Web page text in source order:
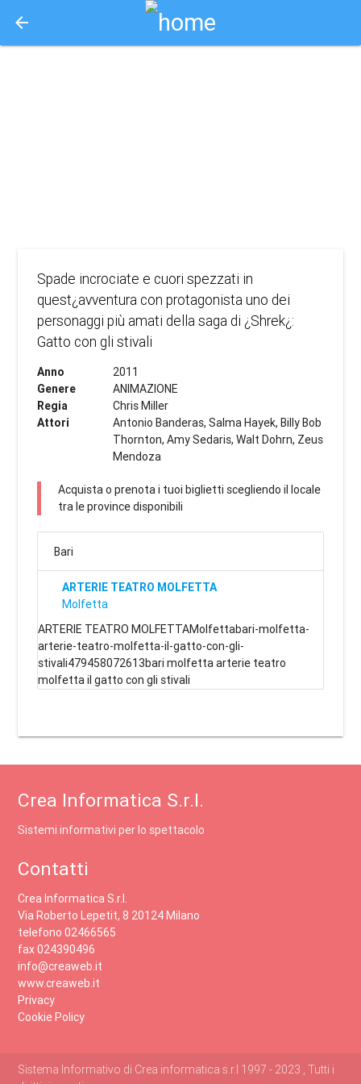
arrow_back
Spade incrociate e cuori spezzati in
quest¿avventura con protagonista uno dei
personaggi più amati della saga di ¿Shrek¿:
Gatto con gli stivali
Anno
2011
Genere
ANIMAZIONE
Regia
Chris Miller
Attori
Antonio Banderas, Salma Hayek, Billy Bob
Thornton, Amy Sedaris, Walt Dohrn, Zeus
Mendoza
Acquista o prenota i tuoi biglietti scegliendo il locale
tra le province disponibili
Bari
ARTERIE TEATRO MOLFETTA
Molfetta
ARTERIE TEATRO MOLFETTAMolfettabari-molfetta-
arterie-teatro-molfetta-il-gatto-con-gli-
stivali479458072613bari molfetta arterie teatro
molfetta il gatto con gli stivali
Crea Informatica S.r.l.
Sistemi informativi per lo spettacolo
Contatti
Crea Informatica S.r.l.
Via Roberto Lepetit, 8 20124 Milano
telefono 02466565
fax 024390496
info@creaweb.it
www.creaweb.it
Privacy
Cookie Policy
Sistema Informativo di Crea informatica s.r.l 1997 - 2023 , Tutti i